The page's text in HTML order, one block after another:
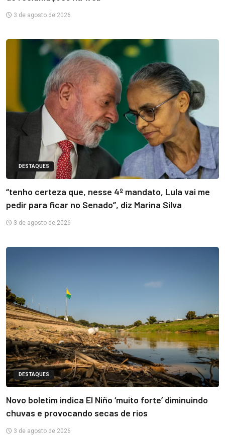
3 de agosto de 2026
DESTAQUES
“tenho certeza que, nesse 4º mandato, Lula vai me
pedir para ficar no Senado”, diz Marina Silva
3 de agosto de 2026
DESTAQUES
Novo boletim indica El Niño ‘muito forte’ diminuindo
chuvas e provocando secas de rios
3 de agosto de 2026